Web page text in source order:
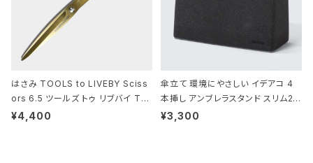
はさみ TOOLS to LIVEBY Sciss
ors 6.5 ツールズ トゥ リブバイ TL
010 シザーズ 6.5 ゴールド
¥4,400
傘立て 環境にやさしい イデアコ 4
本挿し アンブレラスタンド スリム2 i
deaco Umbrella Stand slim2 s
¥3,300